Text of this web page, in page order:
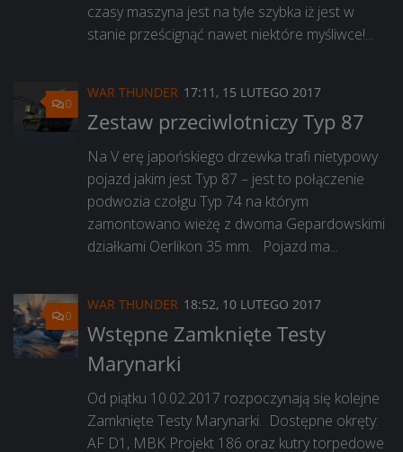
czasy maszyna jest na tyle szybka iż jest w
stanie prześcignąć nawet niektóre myśliwce!...
0
WAR THUNDER 17:11, 15 LUTEGO 2017
Zestaw przeciwlotniczy Typ 87
Na V erę japońskiego drzewka trafi nietypowy
pojazd jakim jest Typ 87 – jest to połączenie
podwozia czołgu Typ 74 na którym
zamontowano wieżę z dwoma Gepardowskimi
działkami Oerlikon 35 mm. Pojazd ma...
0
WAR THUNDER 18:52, 10 LUTEGO 2017
Wstępne Zamknięte Testy
Marynarki
Od piątku 10.02.2017 rozpoczynają się kolejne
Zamknięte Testy Marynarki. Dostępne okręty:
AF D1, MBK Projekt 186 oraz kutry torpedowe